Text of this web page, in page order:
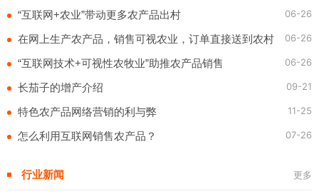
“互联网+农业”带动更多农产品出村 06-26
在网上生产农产品，销售可视农业，订单直接送到农村 06-26
“互联网技术+可视性农牧业”助推农产品销售 06-26
长茄子的增产介绍 09-21
特色农产品网络营销的利与弊 11-25
怎么利用互联网销售农产品？ 07-26
行业新闻 更多